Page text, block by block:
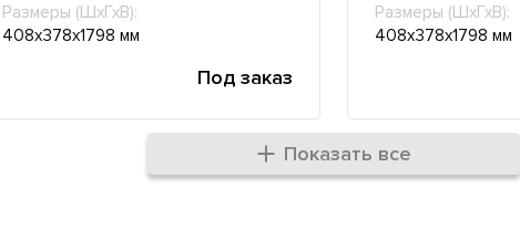
Размеры (ШхГхВ):
408х378х1798 мм
Под заказ
Размеры (ШхГхВ):
408х378х1798 мм
Показать все